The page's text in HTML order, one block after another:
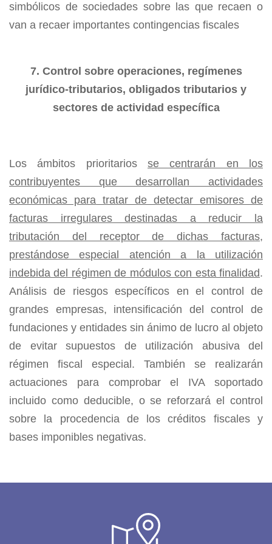
simbólicos de sociedades sobre las que recaen o
van a recaer importantes contingencias fiscales
7. Control sobre operaciones, regímenes
jurídico-tributarios, obligados tributarios y
sectores de actividad específica
Los ámbitos prioritarios se centrarán en los
contribuyentes que desarrollan actividades
económicas para tratar de detectar emisores de
facturas irregulares destinadas a reducir la
tributación del receptor de dichas facturas,
prestándose especial atención a la utilización
indebida del régimen de módulos con esta finalidad.
Análisis de riesgos específicos en el control de
grandes empresas, intensificación del control de
fundaciones y entidades sin ánimo de lucro al objeto
de evitar supuestos de utilización abusiva del
régimen fiscal especial. También se realizarán
actuaciones para comprobar el IVA soportado
incluido como deducible, o se reforzará el control
sobre la procedencia de los créditos fiscales y
bases imponibles negativas.